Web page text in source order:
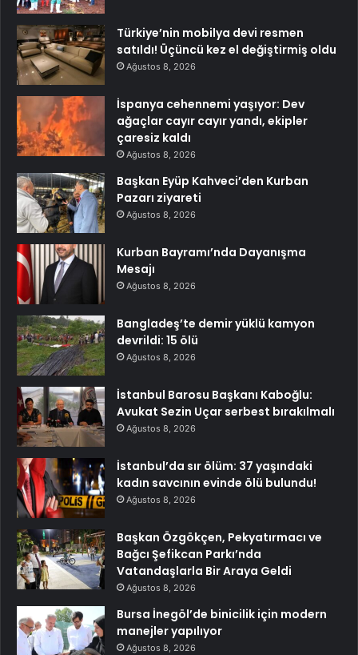
Türkiye’nin mobilya devi resmen
satıldı! Üçüncü kez el değiştirmiş oldu
Ağustos 8, 2026
İspanya cehennemi yaşıyor: Dev
ağaçlar cayır cayır yandı, ekipler
çaresiz kaldı
Ağustos 8, 2026
Başkan Eyüp Kahveci’den Kurban
Pazarı ziyareti
Ağustos 8, 2026
Kurban Bayramı’nda Dayanışma
Mesajı
Ağustos 8, 2026
Bangladeş’te demir yüklü kamyon
devrildi: 15 ölü
Ağustos 8, 2026
İstanbul Barosu Başkanı Kaboğlu:
Avukat Sezin Uçar serbest bırakılmalı
Ağustos 8, 2026
İstanbul’da sır ölüm: 37 yaşındaki
kadın savcının evinde ölü bulundu!
Ağustos 8, 2026
Başkan Özgökçen, Pekyatırmacı ve
Bağcı Şefikcan Parkı’nda
Vatandaşlarla Bir Araya Geldi
Ağustos 8, 2026
Bursa İnegöl’de binicilik için modern
manejler yapılıyor
Ağustos 8, 2026